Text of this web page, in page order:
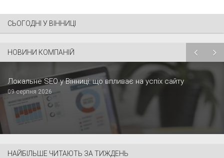
СЬОГОДНІ У ВІННИЦІ
НОВИНИ КОМПАНІЙ
Локальне SEO у Вінниці: що впливає на успіх сайту
09 серпня 2026
НАЙБІЛЬШЕ ЧИТАЮТЬ ЗА ТИЖДЕНЬ